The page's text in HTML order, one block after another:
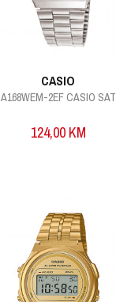
CASIO
A168WEM-2EF CASIO SAT
124,00 KM